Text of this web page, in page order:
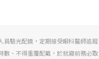
員驗光配鏡，定期接受眼科醫師追蹤
數、不得重覆配戴，於就寢前務必取